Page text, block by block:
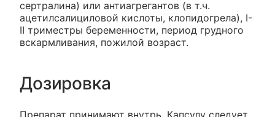
сертралина) или антиагрегантов (в т.ч.
ацетилсалициловой кислоты, клопидогрела), I-
II триместры беременности, период грудного
вскармливания, пожилой возраст.
Дозировка
Препарат принимают внутрь. Капсулу следует